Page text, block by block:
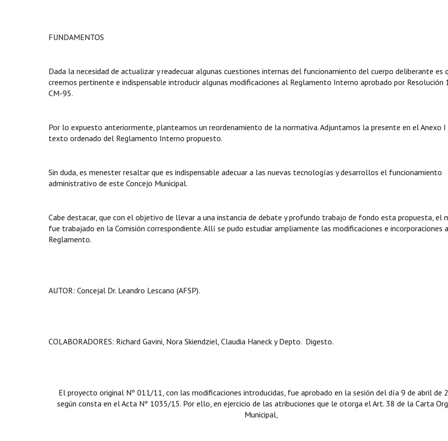
FUNDAMENTOS
Dada la necesidad de actualizar y readecuar algunas cuestiones internas del funcionamiento del cuerpo deliberante es
creemos pertinente e indispensable introducir algunas modificaciones al Reglamento Interno aprobado por Resolución
CM-95.
Por lo expuesto anteriormente, planteamos un reordenamiento de la normativa. Adjuntamos la presente en el Anexo
texto ordenado del Reglamento Interno propuesto.
Sin duda, es menester resaltar que es indispensable adecuar a las nuevas tecnologías y desarrollos el funcionamiento
administrativo de este Concejo Municipal.
Cabe destacar, que con el objetivo de llevar a una instancia de debate y profundo trabajo de fondo esta propuesta, el
fue trabajado en la Comisión correspondiente. Allí se pudo estudiar ampliamente las modificaciones e incorporaciones
Reglamento.
AUTOR: Concejal Dr. Leandro Lescano (AFSP).
COLABORADORES: Richard Gavini, Nora Skiendziel, Claudia Haneck y Depto. Digesto.
El proyecto original Nº 011/11, con las modificaciones introducidas, fue aprobado en la sesión del día 9 de abril de
según consta en el Acta Nº 1035/15. Por ello, en ejercicio de las atribuciones que le otorga el Art. 38 de la Carta
Municipal,